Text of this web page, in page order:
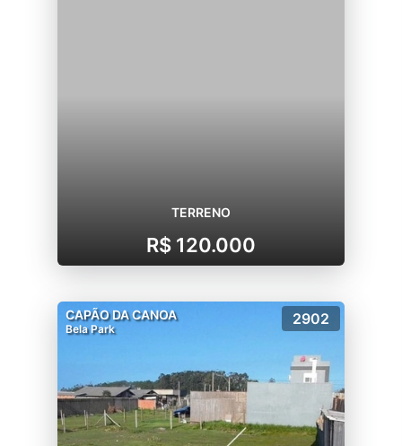
TERRENO
R$ 120.000
CAPÃO DA CANOA
Bela Park
2902